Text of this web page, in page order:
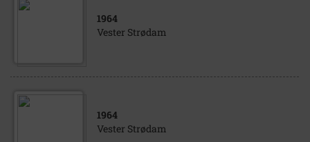
1964
Vester Strødam
1964
Vester Strødam